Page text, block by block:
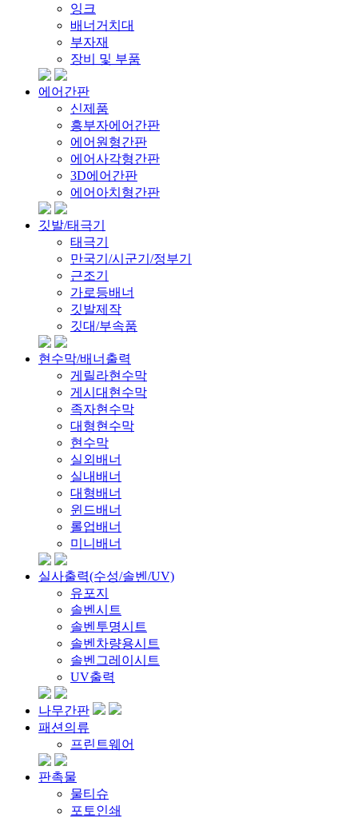
잉크
배너거치대
부자재
장비 및 부품
에어간판
신제품
흥부자에어간판
에어원형간판
에어사각형간판
3D에어간판
에어아치형간판
깃발/태극기
태극기
만국기/시군기/정부기
근조기
가로등배너
깃발제작
깃대/부속품
현수막/배너출력
게릴라현수막
게시대현수막
족자현수막
대형현수막
현수막
실외배너
실내배너
대형배너
윈드배너
롤업배너
미니배너
실사출력(수성/솔벤/UV)
유포지
솔벤시트
솔벤투명시트
솔벤차량용시트
솔벤그레이시트
UV출력
나무간판
패션의류
프린트웨어
판촉물
물티슈
포토인쇄